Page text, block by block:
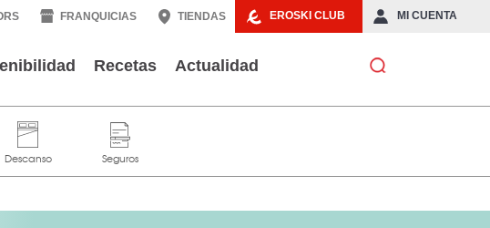
EROSKI CLUB MI CUENTA
FRANQUICIAS TIENDAS
Recetas Actualidad